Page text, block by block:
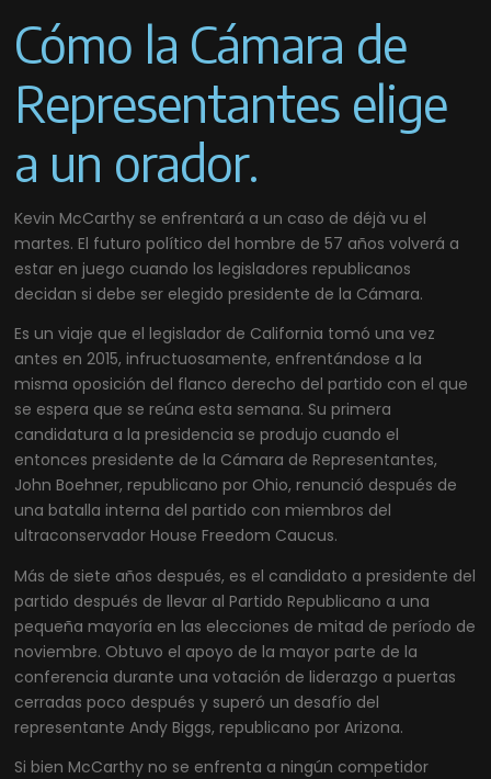
Cómo la Cámara de
Representantes elige
a un orador.
Kevin McCarthy se enfrentará a un caso de déjà vu el
martes. El futuro político del hombre de 57 años volverá a
estar en juego cuando los legisladores republicanos
decidan si debe ser elegido presidente de la Cámara.
Es un viaje que el legislador de California tomó una vez
antes en 2015, infructuosamente, enfrentándose a la
misma oposición del flanco derecho del partido con el que
se espera que se reúna esta semana. Su primera
candidatura a la presidencia se produjo cuando el
entonces presidente de la Cámara de Representantes,
John Boehner, republicano por Ohio, renunció después de
una batalla interna del partido con miembros del
ultraconservador House Freedom Caucus.
Más de siete años después, es el candidato a presidente del
partido después de llevar al Partido Republicano a una
pequeña mayoría en las elecciones de mitad de período de
noviembre. Obtuvo el apoyo de la mayor parte de la
conferencia durante una votación de liderazgo a puertas
cerradas poco después y superó un desafío del
representante Andy Biggs, republicano por Arizona.
Si bien McCarthy no se enfrenta a ningún competidor